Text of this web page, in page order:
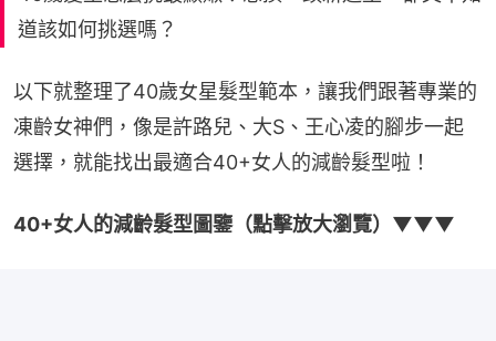
道該如何挑選嗎？
以下就整理了40歲女星髮型範本，讓我們跟著專業的
凍齡女神們，像是許路兒、大S、王心凌的腳步一起
選擇，就能找出最適合40+女人的減齡髮型啦！
40+女人的減齡髮型圖鑒（點擊放大瀏覽）▼▼▼